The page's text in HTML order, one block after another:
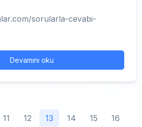
sorularla-cevabi-
Devamını oku
11 12 13 14 15
16